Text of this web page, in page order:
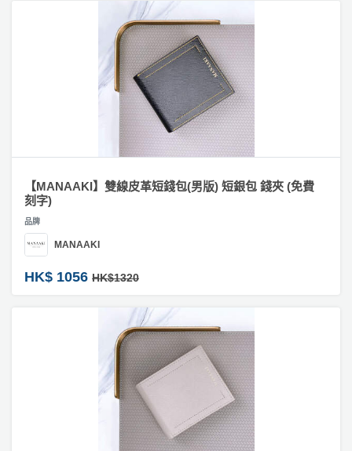
【MANAAKI】雙線皮革短錢包(男版) 短銀包 錢夾 (免費
刻字)
品牌
MANAAKI
HK$ 1056 HK$1320